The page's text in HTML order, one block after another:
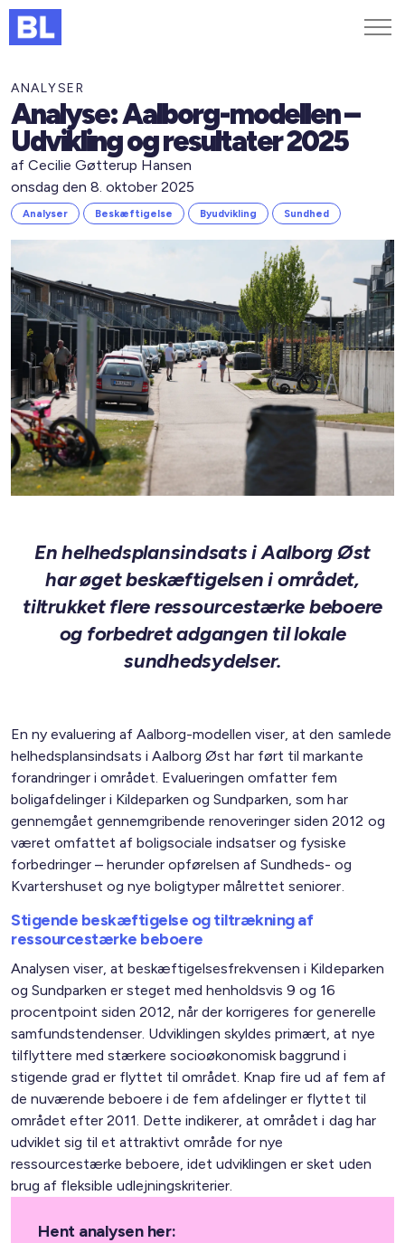
Genveje
Find medarbejder
Kurser og arrangementer
Jobportalen
MitBL
ANALYSER
Analyse: Aalborg-modellen –
Udvikling og resultater 2025
af Cecilie Gøtterup Hansen
onsdag den 8. oktober 2025
Analyser Beskæftigelse Byudvikling Sundhed
En helhedsplansindsats i Aalborg Øst
har øget beskæftigelsen i området,
tiltrukket flere ressourcestærke beboere
og forbedret adgangen til lokale
sundhedsydelser.
Hent analysen her:
En ny evaluering af Aalborg-modellen viser, at den samlede
helhedsplansindsats i Aalborg Øst har ført til markante
forandringer i området. Evalueringen omfatter fem
boligafdelinger i Kildeparken og Sundparken, som har
gennemgået gennemgribende renoveringer siden 2012 og
været omfattet af boligsociale indsatser og fysiske
forbedringer – herunder opførelsen af Sundheds- og
Kvartershuset og nye boligtyper målrettet seniorer.
Stigende beskæftigelse og tiltrækning af
ressourcestærke beboere
Analysen viser, at beskæftigelsesfrekvensen i Kildeparken
og Sundparken er steget med henholdsvis 9 og 16
procentpoint siden 2012, når der korrigeres for generelle
samfundstendenser. Udviklingen skyldes primært, at nye
tilflyttere med stærkere socioøkonomisk baggrund i
stigende grad er flyttet til området. Knap fire ud af fem af
de nuværende beboere i de fem afdelinger er flyttet til
området efter 2011. Dette indikerer, at området i dag har
udviklet sig til et attraktivt område for nye
ressourcestærke beboere, idet udviklingen er sket uden
brug af fleksible udlejningskriterier.